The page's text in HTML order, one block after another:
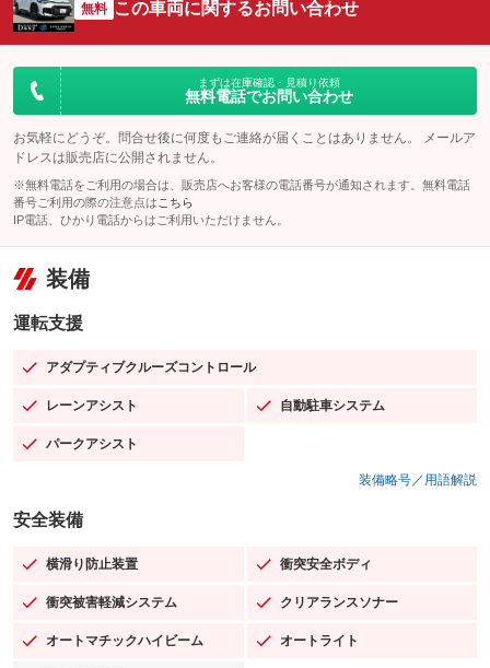
無料 この車両に関するお問い合わせ
まずは在庫確認・見積り依頼
無料電話でお問い合わせ
お気軽にどうぞ。問合せ後に何度もご連絡が届くことはありません。 メールア
ドレスは販売店に公開されません。
※無料電話をご利用の場合は、販売店へお客様の電話番号が通知されます。無料電話
番号ご利用の際の注意点は こちら
IP電話、ひかり電話からはご利用いただけません。
装備
運転支援
アダプティブクルーズコントロール
：装備あり
レーンアシスト
：装備あり 自動駐車システム
：装備あり
パークアシスト
：装備あり
装備略号／用語解説
安全装備
横滑り防止装置
：装備あり 衝突安全ボディ
：装備あり
衝突被害軽減システム
：装備あり クリアランスソナー
：装備あり
オートマチックハイビーム
：装備あり オートライト
：装備あり